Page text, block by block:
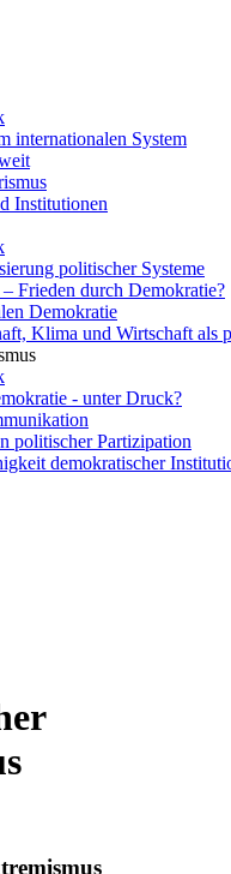
internationalen System
Institutionen
politischer Systeme
Frieden durch Demokratie?
Demokratie
Klima und Wirtschaft als
- unter Druck?
politischer Partizipation
demokratischer